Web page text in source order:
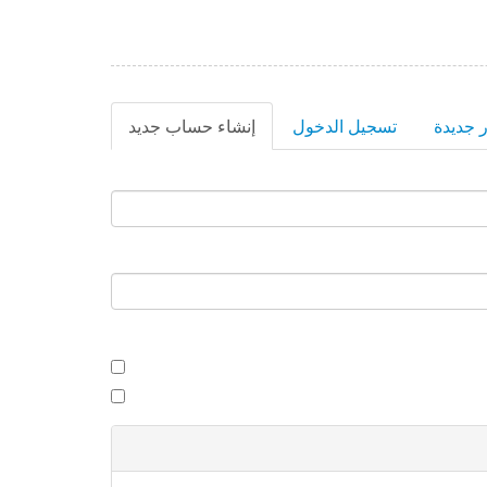
إنشاء حساب جديد
التبويب
تسجيل الدخول
جديدة